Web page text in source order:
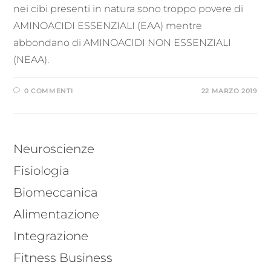
nei cibi presenti in natura sono troppo povere di
AMINOACIDI ESSENZIALI (EAA) mentre
abbondano di AMINOACIDI NON ESSENZIALI
(NEAA).
0 COMMENTI 22 MARZO 2019
Neuroscienze
Fisiologia
Biomeccanica
Alimentazione
Integrazione
Fitness Business